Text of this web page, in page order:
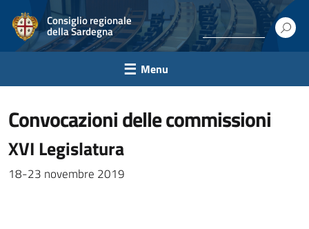
Consiglio regionale
della Sardegna
Menu
convocazioni delle commissioni
XVI Legislatura
18-23 novembre 2019